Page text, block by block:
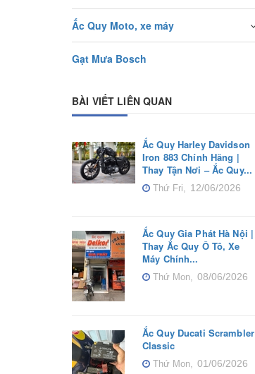
Ắc Quy Moto, xe máy
Gạt Mưa Bosch
BÀI VIẾT LIÊN QUAN
Ắc Quy Harley Davidson
Iron 883 Chính Hãng |
Thay Tận Nơi – Ắc Quy...
Thứ Fri, 12/06/2026
Ắc Quy Gia Phát Hà Nội |
Thay Ắc Quy Ô Tô, Xe
Máy Chính...
Thứ Mon, 08/06/2026
Ắc Quy Ducati Scrambler
Classic
Thứ Mon, 01/06/2026